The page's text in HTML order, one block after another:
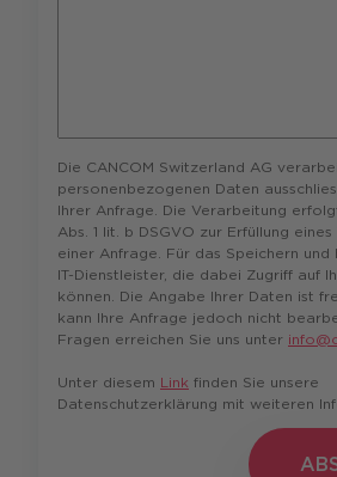
Die CANCOM Switzerland AG
personenbezogenen Daten
Ihrer Anfrage. Die Verarbeitung
Abs. 1 lit. b DSGVO zur Erfüllung
einer Anfrage. Für das Speichern
IT-Dienstleister, die dabei Zugriff auf
können. Die Angabe Ihrer Daten ist
kann Ihre Anfrage jedoch nicht
Fragen erreichen Sie uns unter
Unter diesem Link finden Sie unsere
Datenschutzerklärung mit weiteren